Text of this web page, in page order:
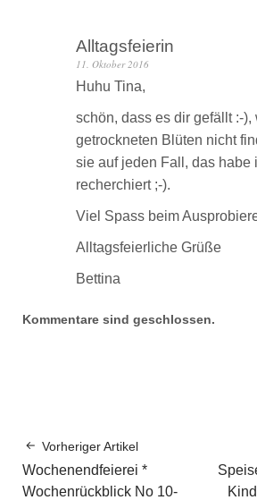
Alltagsfeierin
11. Oktober 2016
Huhu Tina,
schön, dass es dir gefällt :-),
getrockneten Blüten nicht
sie auf jeden Fall, das habe
recherchiert ;-).
Viel Spass beim
Alltagsfeierliche Grüße
Bettina
Kommentare sind geschlossen.
Vorheriger Artikel
Wochenendfeierei *
Wochenrückblick No 10-